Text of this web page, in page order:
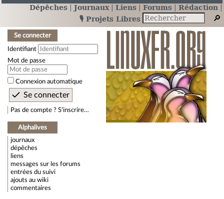
Dépêches Journaux Liens Forums
Rédaction
🎙️ Projets Libres
Se connecter
Identifiant
Mot de passe
Connexion automatique
Pas de compte ? S’inscrire…
Alphalives
journaux
dépêches
liens
messages sur les forums
entrées du suivi
ajouts au wiki
commentaires